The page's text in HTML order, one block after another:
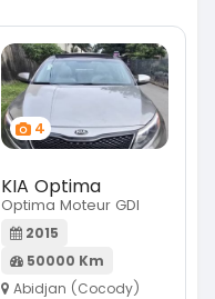
4
KIA Optima
Optima Moteur GDI
2015
50000 Km
Abidjan (Cocody)